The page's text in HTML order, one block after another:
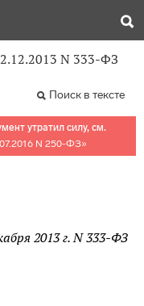
N 333-ФЗ
Поиск в тексте
утратил силу, см.
N 250-ФЗ»
2013 г. N 333-ФЗ